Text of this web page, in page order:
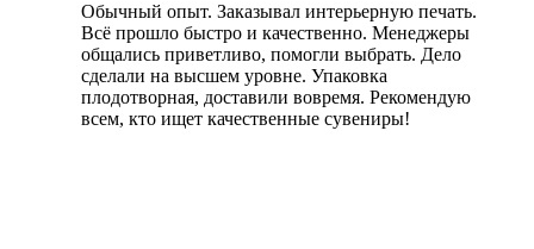
Обычный опыт. Заказывал интерьерную печать.
Всё прошло быстро и качественно. Менеджеры
общались приветливо, помогли выбрать. Дело
сделали на высшем уровне. Упаковка
плодотворная, доставили вовремя. Рекомендую
всем, кто ищет качественные сувениры!